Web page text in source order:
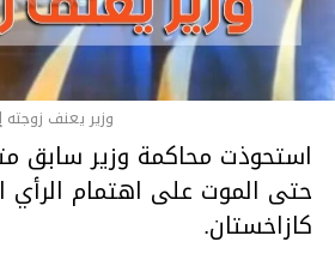
وزير يعنف زوجته
استحوذت محاكمة وزير سابق
حتى الموت على اهتمام الرأي
كازاخستان.